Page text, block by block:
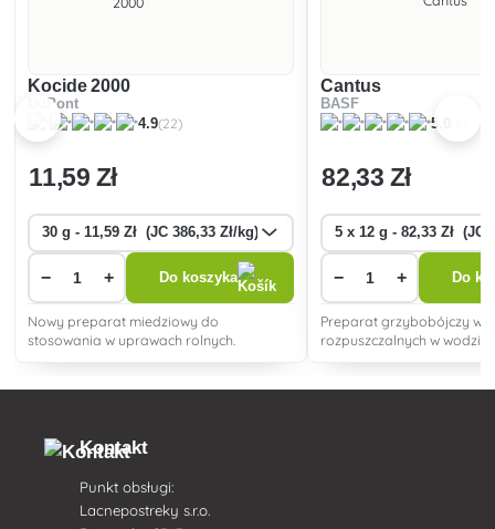
Kocide 2000
DuPont
4.9(22)
11,59 Zł
− + Do koszyka
Nowy preparat miedziowy do
stosowania w uprawach rolnych.
Cantus
BASF
5.0
82,33 Zł
− + Do
Preparat grzybobójczy w
rozpuszczalnych w wodzie
Kontakt
Punkt obsługi:
Lacnepostreky s.r.o.